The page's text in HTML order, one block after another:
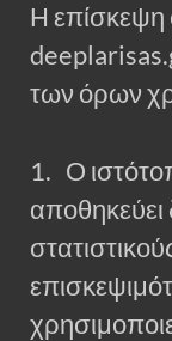
Η επίσκεψη
των όρων
1. Ο